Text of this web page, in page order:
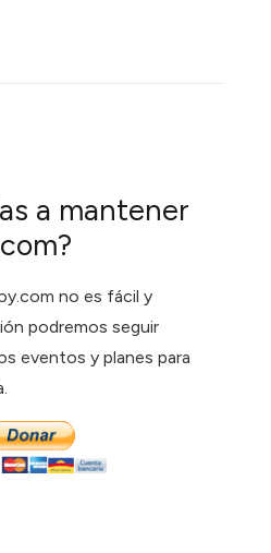
a mantener
no es fácil y
podremos seguir
eventos y planes para